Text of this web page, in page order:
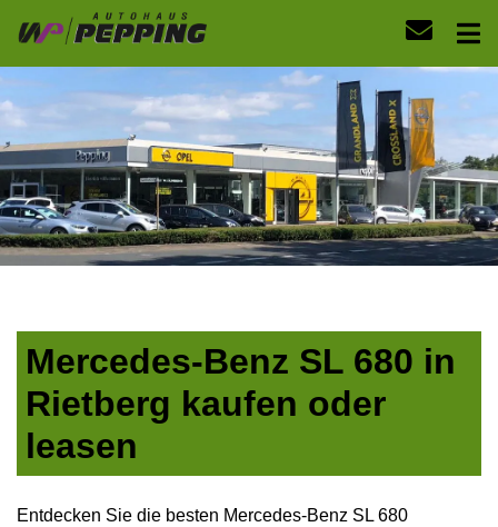
Mercedes-Benz SL 680 in
Rietberg kaufen oder
leasen
Entdecken Sie die besten Mercedes-Benz SL 680